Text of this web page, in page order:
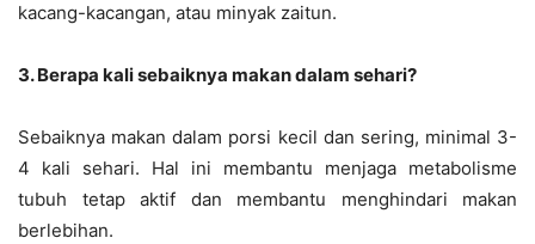
kacang-kacangan, atau minyak zaitun.
3. Berapa kali sebaiknya makan dalam sehari?
Sebaiknya makan dalam porsi kecil dan sering, minimal 3-
4 kali sehari. Hal ini membantu menjaga metabolisme
tubuh tetap aktif dan membantu menghindari makan
berlebihan.